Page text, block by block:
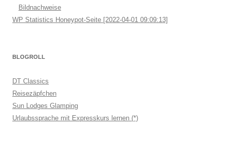
Bildnachweise
WP Statistics Honeypot-Seite [2022-04-01 09:09:13]
BLOGROLL
DT Classics
Reisezäpfchen
Sun Lodges Glamping
Urlaubssprache mit Expresskurs lernen (*)